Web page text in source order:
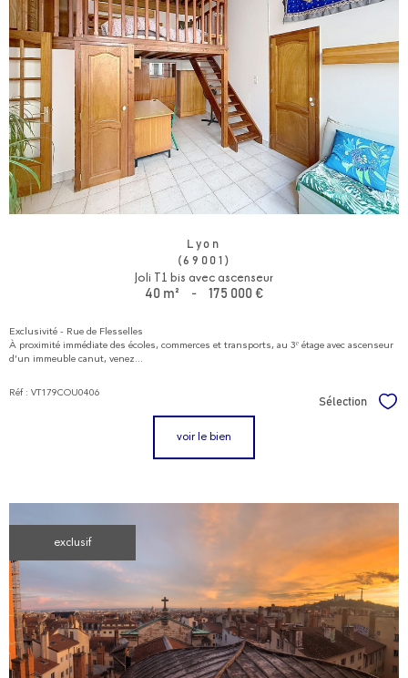
Lyon
(69001)
Joli T1 bis avec ascenseur
40 m² - 175 000 €
Exclusivité - Rue de Flesselles
À proximité immédiate des écoles, commerces et transports, au 3ᵉ étage avec ascenseur
d’un immeuble canut, venez...
Réf : VT179COU0406
Sélection
voir le bien
exclusif